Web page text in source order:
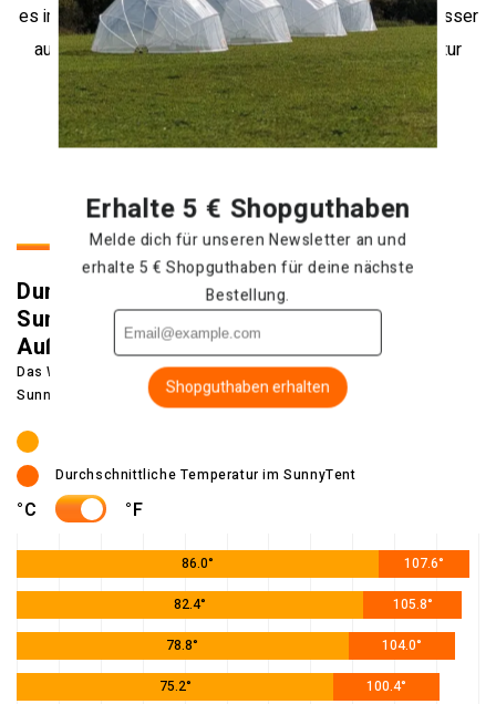
es im SunnyTent und desto schneller heizt sich das Wasser
auf. Auch die Wassermenge und die Anfangstemperatur
spielen hierbei eine wichtige Rolle.
RUNDE POOLÜBERDACHUNG KAUFEN
Durchschnittliche Lufttemperatur im
SunnyTent im Vergleich zur
Außentemperatur
Das Wasser im SunnyTent kann heiß werden, öffnen Sie das
SunnyTent bei warmem Wetter.
Durchschnittliche Temperatur im SunnyTent
°C °F
86.0° 107.6°
82.4° 105.8°
78.8° 104.0°
75.2° 100.4°
Erhalte 5 € Shopguthaben
Melde dich für unseren Newsletter an und
erhalte 5 € Shopguthaben für deine nächste
Bestellung.
Shopguthaben erhalten